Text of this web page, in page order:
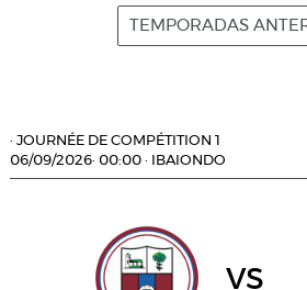
TEMPORADAS
· JOURNÉE DE COMPÉTITION 1
06/09/2026· 00:00 · IBAIONDO
vs